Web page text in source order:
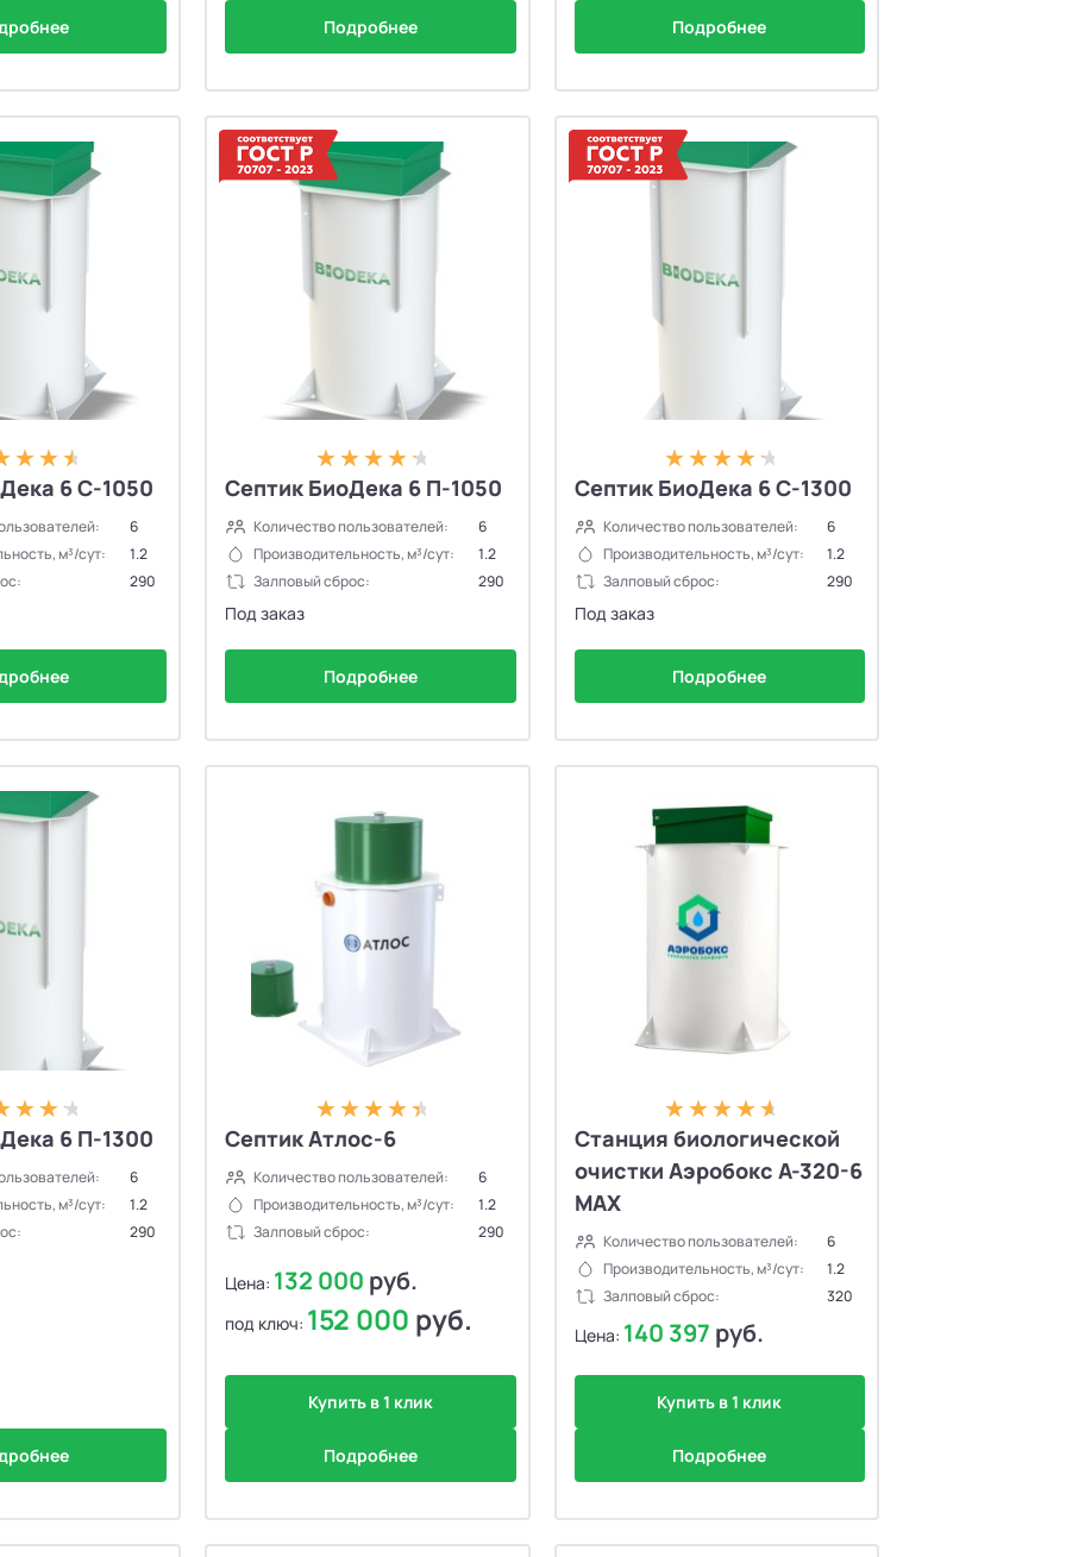
Подробнее Подробнее
6 C-1050
6
м³/сут:
1.2
290
Септик БиоДека 6 П-1050
Количество пользователей:
6
Производительность, м³/сут:
1.2
Залповый сброс:
290
Под заказ
Подробнее
Септик БиоДека 6 С-1300
Количество пользователей:
6
Производительность, м³/сут:
1.2
Залповый сброс:
290
Под заказ
Подробнее
6 П-1300
6
м³/сут:
1.2
290
Септик Атлос-6
Количество пользователей:
6
Производительность, м³/сут:
1.2
Залповый сброс:
290
Цена: 132 000 руб.
под ключ: 152 000 руб.
Купить в 1 клик
Подробнее
Станция биологической
очистки Аэробокс А-320-6
MAX
Количество пользователей:
6
Производительность, м³/сут:
1.2
Залповый сброс:
320
Цена: 140 397 руб.
Купить в 1 клик
Подробнее